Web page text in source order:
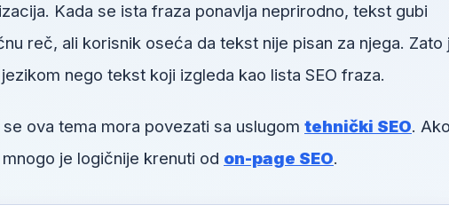
Kada se ista fraza ponavlja neprirodno, tekst gubi
reč, ali korisnik oseća da tekst nije pisan za njega. Zato
nego tekst koji izgleda kao lista SEO fraza.
ova tema mora povezati sa uslugom tehnički SEO.
je logičnije krenuti od on-page SEO.